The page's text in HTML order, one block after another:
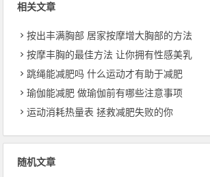
相关文章
按出丰满胸部 居家按摩增大胸部的方法
按摩丰胸的最佳方法 让你拥有性感美乳
跳绳能减肥吗 什么运动才有助于减肥
瑜伽能减肥 做瑜伽前有哪些注意事项
运动消耗热量表 拯救减肥失败的你
随机文章